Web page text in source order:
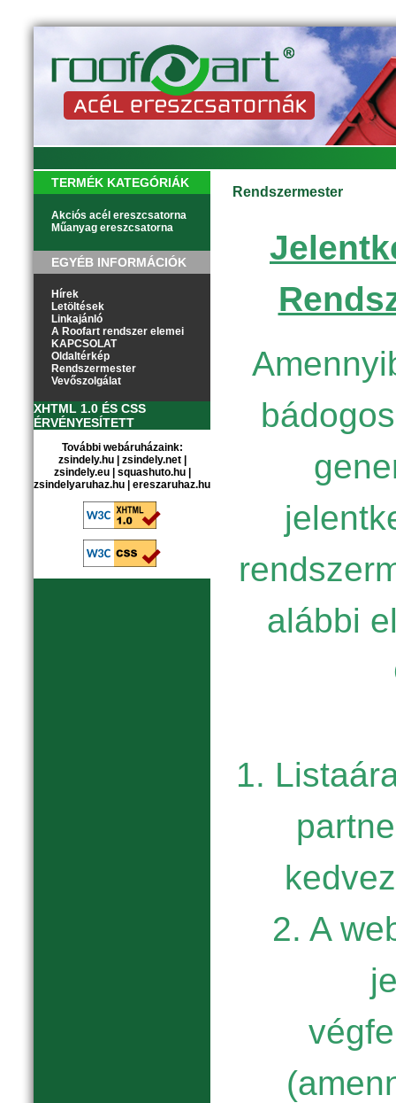
TERMÉK KATEGÓRIÁK
Akciós acél ereszcsatorna
Műanyag ereszcsatorna
EGYÉB INFORMÁCIÓK
Hírek
Letöltések
Linkajánló
A Roofart rendszer elemei
KAPCSOLAT
Oldaltérkép
Rendszermester
Vevőszolgálat
XHTML 1.0 ÉS CSS
ÉRVÉNYESÍTETT
További webáruházaink:
zsindely.hu| zsindely.net|
zsindely.eu| squashuto.hu|
zsindelyaruhaz.hu
ereszaruhaz.hu
Rendszermester
alábbi
1.
2. A